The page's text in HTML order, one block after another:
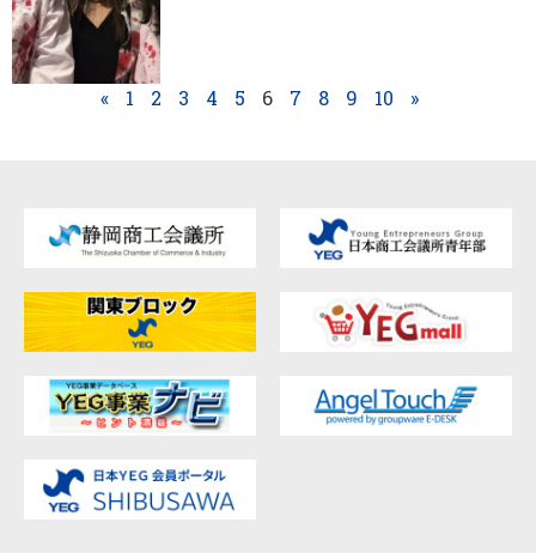
« 1 2 3 4 5 6 7 8 9 10 »